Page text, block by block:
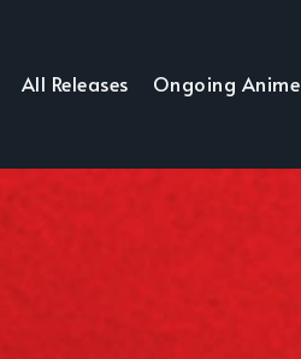
All Releases Ongoing Anime